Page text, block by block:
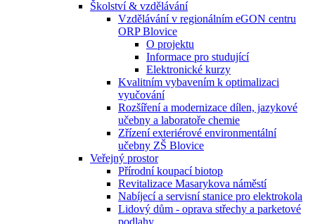
Školství & vzdělávání
Vzdělávání v regionálním eGON centru
ORP Blovice
O projektu
Informace pro studující
Elektronické kurzy
Kvalitním vybavením k optimalizaci
vyučování
Rozšíření a modernizace dílen, jazykové
učebny a laboratoře chemie
Zřízení exteriérové environmentální
učebny ZŠ Blovice
Veřejný prostor
Přírodní koupací biotop
Revitalizace Masarykova náměstí
Nabíjecí a servisní stanice pro elektrokola
Lidový dům - oprava střechy a parketové
podlahy